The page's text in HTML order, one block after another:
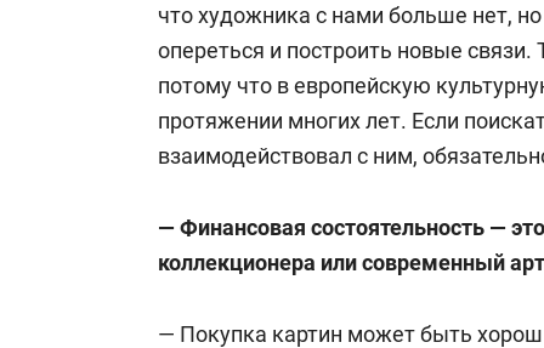
что художника с нами больше нет,
опереться и построить новые
потому что в европейскую
протяжении многих лет. Если
взаимодействовал с ним,
— Финансовая состоятельность —
коллекционера или современный
— Покупка картин может быть